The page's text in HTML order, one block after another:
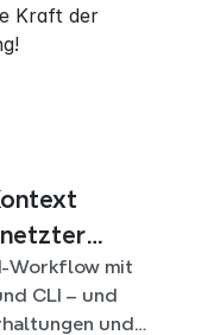
Kraft der
Workflow mit
CLI – und
und